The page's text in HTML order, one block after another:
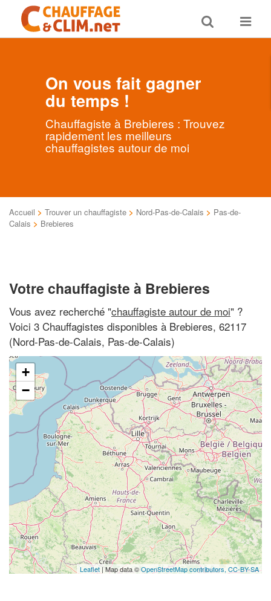
Toggle
search
Toggle
On vous fait gagner
du temps !
Chauffagiste à Brebieres : Trouvez
rapidement les meilleurs
chauffagistes autour de moi
Accueil > Trouver un chauffagiste > Nord-Pas-de-Calais > Pas-de-
Calais > Brebieres
Votre chauffagiste à Brebieres
Vous avez recherché "chauffagiste autour de moi" ?
Voici 3 Chauffagistes disponibles à Brebieres, 62117
(Nord-Pas-de-Calais, Pas-de-Calais)
+
−
Leaflet | Map data ©OpenStreetMap contributors, CC-BY-SA